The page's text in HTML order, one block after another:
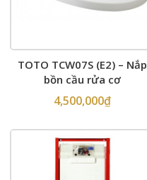
TOTO TCW07S (E2) – Nắp
bồn cầu rửa cơ
4,500,000₫